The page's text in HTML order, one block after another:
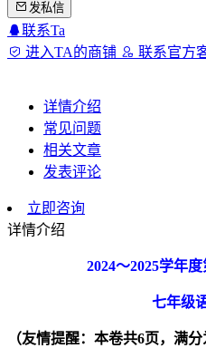
发私信
联系Ta
进入TA的商铺
联系官方
详情介绍
常见问题
相关文章
发表评论
立即咨询
详情介绍
2024～2025学年度
七年级
（友情提醒：本卷共6页，满分